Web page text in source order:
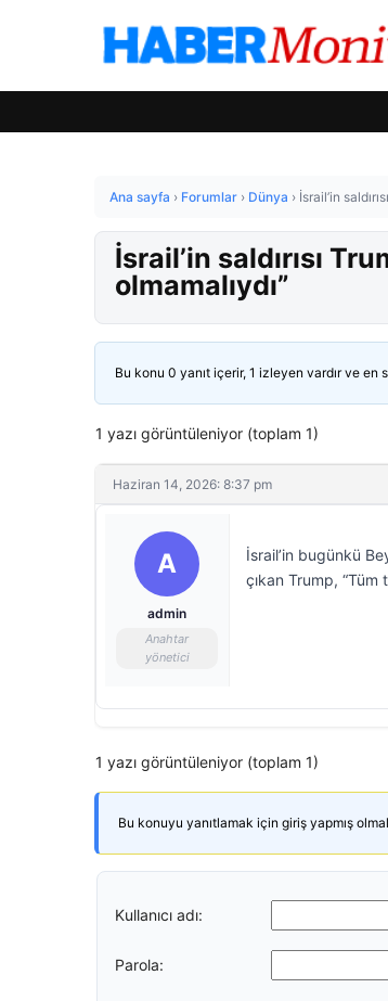
Ana sayfa › Forumlar › Dünya › İsrail’in
İsrail’in saldırısı
olmamalıydı”
Bu konu 0 yanıt içerir, 1 izleyen vardır ve en
1 yazı görüntüleniyor (toplam 1)
Haziran 14, 2026: 8:37 pm
A
admin
Anahtar
yönetici
İsrail’in bugünkü
çıkan Trump, “Tüm
1 yazı görüntüleniyor (toplam 1)
Bu konuyu yanıtlamak için giriş yapmış
Kullanıcı adı:
Parola: